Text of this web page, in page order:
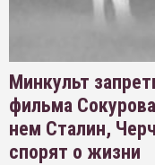
Минкульт
фильма
нем Сталин,
спорят о жизни